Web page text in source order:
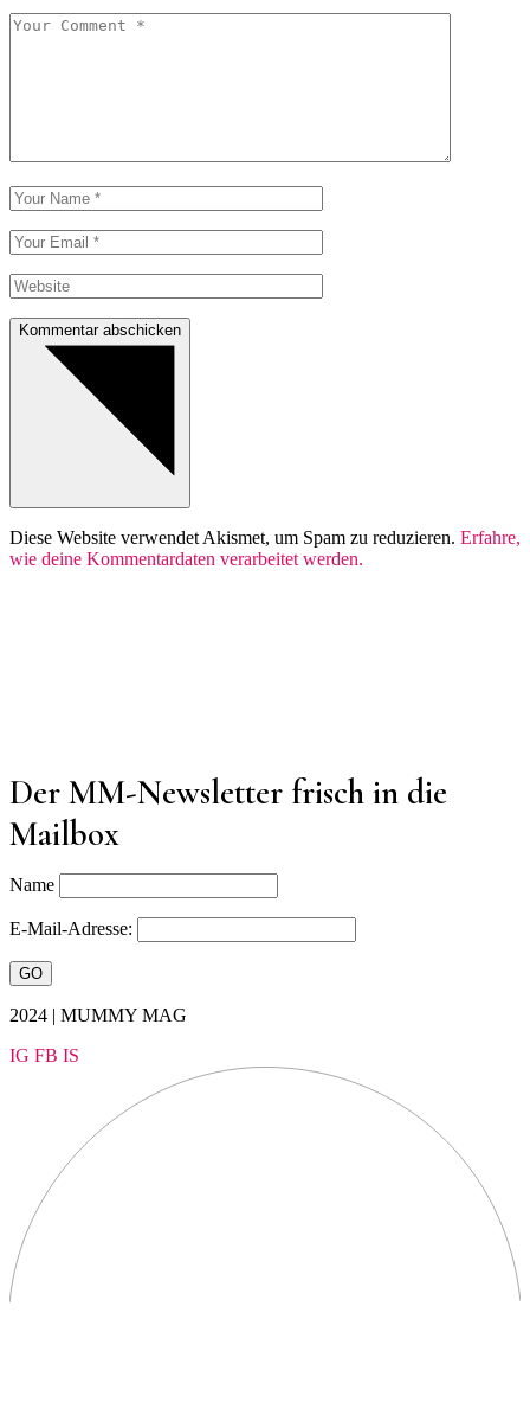
Kommentar abschicken
Diese Website verwendet Akismet, um Spam zu reduzieren. Erfahre,
wie deine Kommentardaten verarbeitet werden.
Der MM-Newsletter frisch in die
Mailbox
Name
E-Mail-Adresse:
2024 | MUMMY MAG
IG FB IS